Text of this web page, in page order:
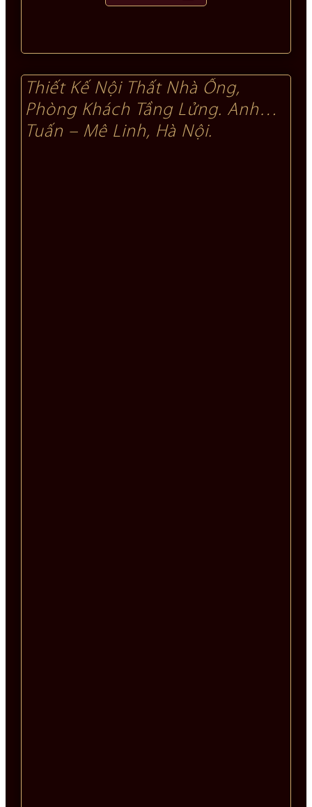
Thiết Kế Nội Thất Nhà Ống,
Phòng Khách Tầng Lửng. Anh
Tuấn – Mê Linh, Hà Nội.